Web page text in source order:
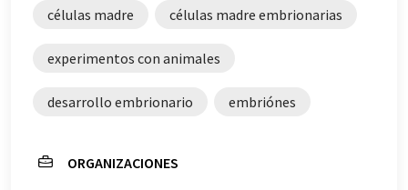
células madre células madre embrionarias
experimentos con animales
desarrollo embrionario embriónes
ORGANIZACIONES